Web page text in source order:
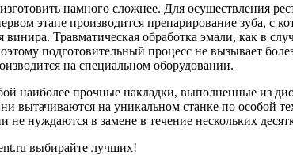
намного сложнее. Для осуществления
этапе производится препарирование зуба, с
Травматическая обработка эмали, как в
подготовительный процесс не вызывает
на специальном оборудовании.
наиболее прочные накладки, выполненные из
вытачиваются на уникальном станке по особой
нуждаются в замене в течение нескольких
выбирайте лучших!